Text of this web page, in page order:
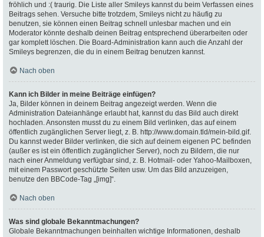
fröhlich und :( traurig. Die Liste aller Smileys kannst du beim Verfassen eines
Beitrags sehen. Versuche bitte trotzdem, Smileys nicht zu häufig zu
benutzen, sie können einen Beitrag schnell unlesbar machen und ein
Moderator könnte deshalb deinen Beitrag entsprechend überarbeiten oder
gar komplett löschen. Die Board-Administration kann auch die Anzahl der
Smileys begrenzen, die du in einem Beitrag benutzen kannst.
Nach oben
Kann ich Bilder in meine Beiträge einfügen?
Ja, Bilder können in deinem Beitrag angezeigt werden. Wenn die
Administration Dateianhänge erlaubt hat, kannst du das Bild auch direkt
hochladen. Ansonsten musst du zu einem Bild verlinken, das auf einem
öffentlich zugänglichen Server liegt, z. B. http://www.domain.tld/mein-bild.gif.
Du kannst weder Bilder verlinken, die sich auf deinem eigenen PC befinden
(außer es ist ein öffentlich zugänglicher Server), noch zu Bildern, die nur
nach einer Anmeldung verfügbar sind, z. B. Hotmail- oder Yahoo-Mailboxen,
mit einem Passwort geschützte Seiten usw. Um das Bild anzuzeigen,
benutze den BBCode-Tag „[img]“.
Nach oben
Was sind globale Bekanntmachungen?
Globale Bekanntmachungen beinhalten wichtige Informationen, deshalb